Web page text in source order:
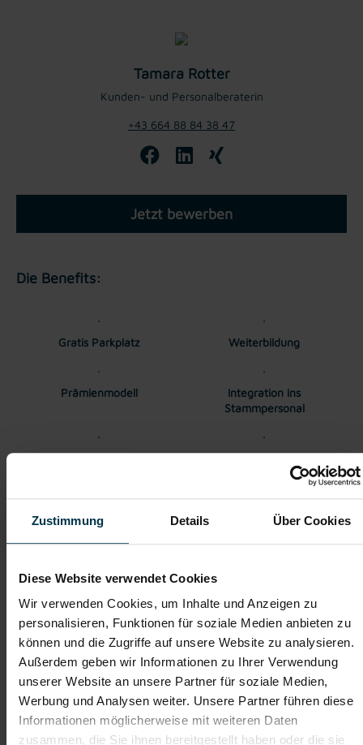
Zustimmung Details Über Cookies
Diese Website verwendet Cookies
Wir verwenden Cookies, um Inhalte und Anzeigen zu
personalisieren, Funktionen für soziale Medien anbieten zu
können und die Zugriffe auf unsere Website zu analysieren.
Außerdem geben wir Informationen zu Ihrer Verwendung
unserer Website an unsere Partner für soziale Medien,
Werbung und Analysen weiter. Unsere Partner führen diese
Informationen möglicherweise mit weiteren Daten
zusammen, die Sie ihnen bereitgestellt haben oder die sie
Tamara Rotter
Kunden- und Personalberaterin
+43 664 88 84 38 47
Jetzt bewerben
Die Benefits:
Gratis Parkplatz Weiterbildung
Prämienmodell
Integration ins
Stammpersonal
Einschulung Vollzeitarbeitsplatz
Arbeitsplatz
Wertschätzender
Sicherer Arbeitsplatz
Unterstützung während
des gesamten
Bewerbungsprozesses
Attraktive Vergütung
Teamorientierte
Unternehmenskultur
Wertegeprägte
Unternehmenskultur